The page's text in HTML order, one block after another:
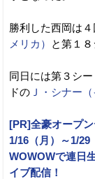
勝利した西岡は
メリカ）
と第１
同日には第３シ
ドの Ｊ・シナー（
[PR]全豪オープ
1/16（月）～1/29
WOWOWで連日
イブ配信！